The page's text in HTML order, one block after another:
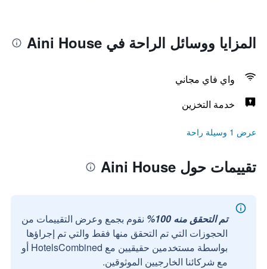
المزايا ووسائل الراحة في Aini House
واي فاي مجاني
خدمة التخزين
عرض 1 وسيلة راحة
تقييمات حول Aini House
تم التحقق منه 100%
نقوم بجمع وعرض التقييمات من
الحجوزات التي تم التحقق منها فقط والتي تم إجراؤها
بواسطة مستخدمين حقيقيين مع HotelsCombined أو
مع شركائنا الخارجيين الموثوقين.